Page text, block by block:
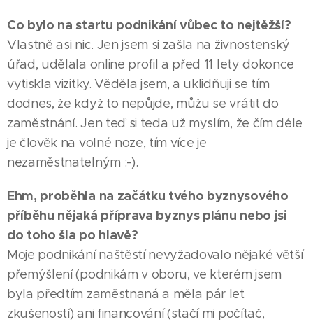
Co bylo na startu podnikání vůbec to nejtěžší?
Vlastně asi nic. Jen jsem si zašla na živnostenský
úřad, udělala online profil a před 11 lety dokonce
vytiskla vizitky. Věděla jsem, a uklidňuji se tím
dodnes, že když to nepůjde, můžu se vrátit do
zaměstnání. Jen teď si teda už myslím, že čím déle
je člověk na volné noze, tím více je
nezaměstnatelným :-).
Ehm, proběhla na začátku tvého byznysového
příběhu nějaká příprava byznys plánu nebo jsi
do toho šla po hlavě?
Moje podnikání naštěstí nevyžadovalo nějaké větší
přemýšlení (podnikám v oboru, ve kterém jsem
byla předtím zaměstnaná a měla pár let
zkušeností) ani financování (stačí mi počítač,